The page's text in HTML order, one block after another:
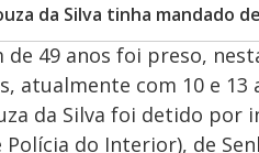
da Silva tinha mandado
de 49 anos foi preso,
atualmente com 10 e 13
da Silva foi detido por
Polícia do Interior), de